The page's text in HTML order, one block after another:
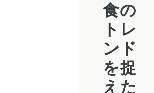
食の
トレ
ンド
を捉
えた